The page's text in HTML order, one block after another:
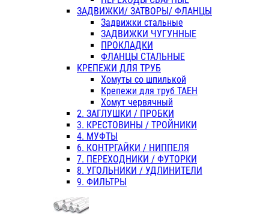
ЗАДВИЖКИ/ ЗАТВОРЫ/ ФЛАНЦЫ
Задвижки стальные
ЗАДВИЖКИ ЧУГУННЫЕ
ПРОКЛАДКИ
ФЛАНЦЫ СТАЛЬНЫЕ
КРЕПЕЖИ ДЛЯ ТРУБ
Хомуты со шпилькой
Крепежи для труб ТАЕН
Хомут червячный
2. ЗАГЛУШКИ / ПРОБКИ
3. КРЕСТОВИНЫ / ТРОЙНИКИ
4. МУФТЫ
6. КОНТРГАЙКИ / НИППЕЛЯ
7. ПЕРЕХОДНИКИ / ФУТОРКИ
8. УГОЛЬНИКИ / УДЛИНИТЕЛИ
9. ФИЛЬТРЫ